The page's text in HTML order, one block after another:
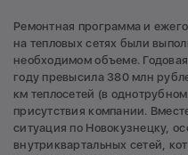
Ремонтная программа и
на тепловых сетях были
необходимом объеме.
году превысила 380 млн
км теплосетей (в
присутствия компании.
ситуация по Новокузнецку,
внутриквартальных сетей,